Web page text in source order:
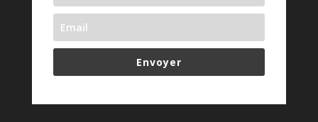
Envoyer